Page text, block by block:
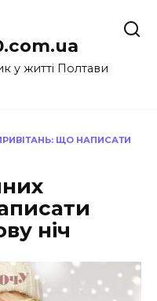
у житті Полтави
ЩО НАПИСАТИ
ніч